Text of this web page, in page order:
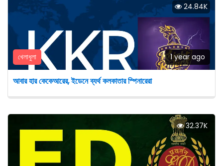
24.84K
খেলাধুলা 1 year ago
আবার হার কেকেআরের, ইডেনে ব্যর্থ কলকাতার স্পিনারেরা
32.37K